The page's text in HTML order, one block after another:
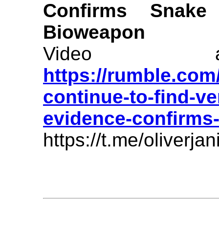
Confirms
Bioweapon
Video
https://
continue-to-find-
evidence-
https://t.me/